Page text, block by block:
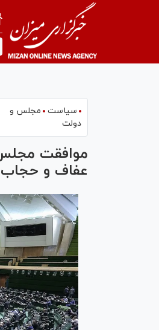
سیاست
مجلس و
دولت
موافقت
عفاف و حجاب